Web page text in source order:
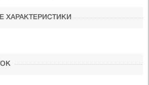
ХАРАКТЕРИСТИКИ